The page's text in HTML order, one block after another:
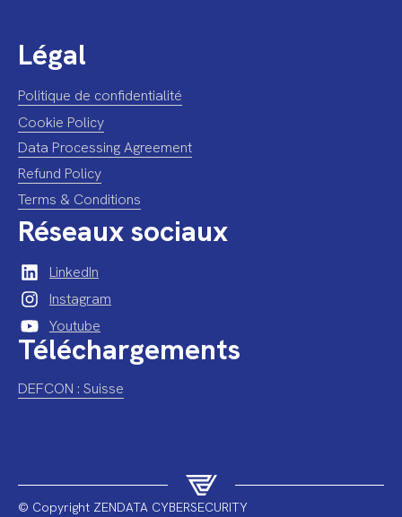
Légal
Politique de confidentialité
Cookie Policy
Data Processing Agreement
Refund Policy
Terms & Conditions
Réseaux sociaux
LinkedIn
Instagram
Youtube
Téléchargements
DEFCON : Suisse
© Copyright ZENDATA CYBERSECURITY